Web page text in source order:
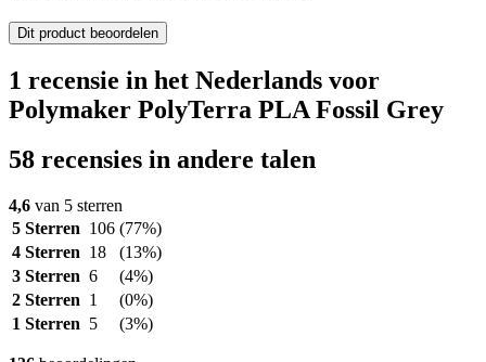
Dit product beoordelen
1 recensie in het Nederlands voor
Polymaker PolyTerra PLA Fossil Grey
58 recensies in andere talen
4,6 van 5 sterren
5 Sterren 106 (77%)
4 Sterren 18
(13%)
3 Sterren 6
(4%)
2 Sterren 1
(0%)
1 Sterren 5 (3%)